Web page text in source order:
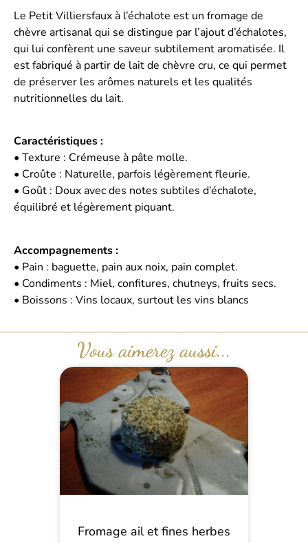
Le Petit Villiersfaux à l’échalote est un fromage de
chèvre artisanal qui se distingue par l’ajout d’échalotes,
qui lui confèrent une saveur subtilement aromatisée. Il
est fabriqué à partir de lait de chèvre cru, ce qui permet
de préserver les arômes naturels et les qualités
nutritionnelles du lait.
Caractéristiques :
• Texture : Crémeuse à pâte molle.
• Croûte : Naturelle, parfois légèrement fleurie.
• Goût : Doux avec des notes subtiles d’échalote,
équilibré et légèrement piquant.
Accompagnements :
• Pain : baguette, pain aux noix, pain complet.
• Condiments : Miel, confitures, chutneys, fruits secs.
• Boissons : Vins locaux, surtout les vins blancs
Vous aimerez aussi...
Fromage ail et fines herbes